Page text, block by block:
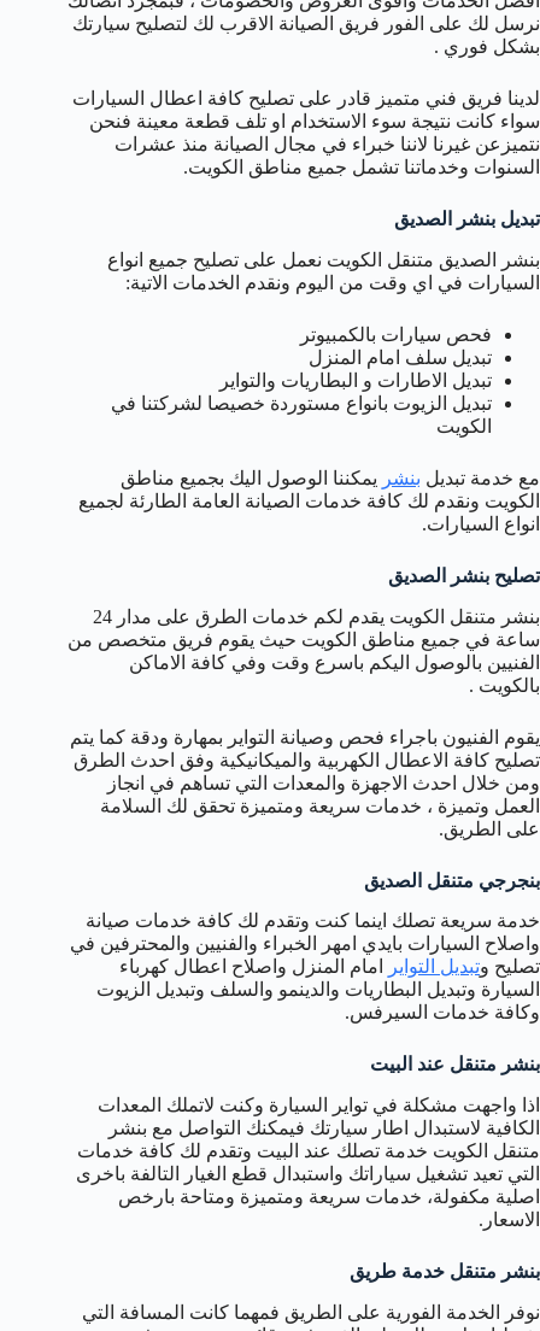
نرسل لك على الفور فريق الصيانة الاقرب لك لتصليح سيارتك
بشكل فوري .
لدينا فريق فني متميز قادر على تصليح كافة اعطال السيارات
سواء كانت نتيجة سوء الاستخدام او تلف قطعة معينة فنحن
نتميزعن غيرنا لاننا خبراء في مجال الصيانة منذ عشرات
السنوات وخدماتنا تشمل جميع مناطق الكويت.
تبديل بنشر الصديق
بنشر الصديق متنقل الكويت نعمل على تصليح جميع انواع
السيارات في اي وقت من اليوم ونقدم الخدمات الاتية:
فحص سيارات بالكمبيوتر
تبديل سلف امام المنزل
تبديل الاطارات و البطاريات والتواير
تبديل الزيوت بانواع مستوردة خصيصا لشركتنا في
الكويت
مع خدمة تبديل بنشر يمكننا الوصول اليك بجميع مناطق
الكويت ونقدم لك كافة خدمات الصيانة العامة الطارئة لجميع
انواع السيارات.
تصليح بنشر الصديق
بنشر متنقل الكويت يقدم لكم خدمات الطرق على مدار 24
ساعة في جميع مناطق الكويت حيث يقوم فريق متخصص من
الفنيين بالوصول اليكم باسرع وقت وفي كافة الاماكن
بالكويت .
يقوم الفنيون باجراء فحص وصيانة التواير بمهارة ودقة كما يتم
تصليح كافة الاعطال الكهربية والميكانيكية وفق احدث الطرق
ومن خلال احدث الاجهزة والمعدات التي تساهم في انجاز
العمل وتميزة ، خدمات سريعة ومتميزة تحقق لك السلامة
على الطريق.
بنجرجي متنقل الصديق
خدمة سريعة تصلك اينما كنت وتقدم لك كافة خدمات صيانة
واصلاح السيارات بايدي امهر الخبراء والفنيين والمحترفين في
تصليح وتبديل التواير
امام المنزل واصلاح اعطال كهرباء
السيارة وتبديل البطاريات والدينمو والسلف وتبديل الزيوت
وكافة خدمات السيرفس.
بنشر متنقل عند البيت
اذا واجهت مشكلة في تواير السيارة وكنت لاتملك المعدات
الكافية لاستبدال اطار سيارتك فيمكنك التواصل مع بنشر
متنقل الكويت خدمة تصلك عند البيت وتقدم لك كافة خدمات
التي تعيد تشغيل سياراتك واستبدال قطع الغيار التالفة باخرى
اصلية مكفولة، خدمات سريعة ومتميزة ومتاحة بارخص
الاسعار.
بنشر متنقل خدمة طريق
نوفر الخدمة الفورية على الطريق فمهما كانت المسافة التي